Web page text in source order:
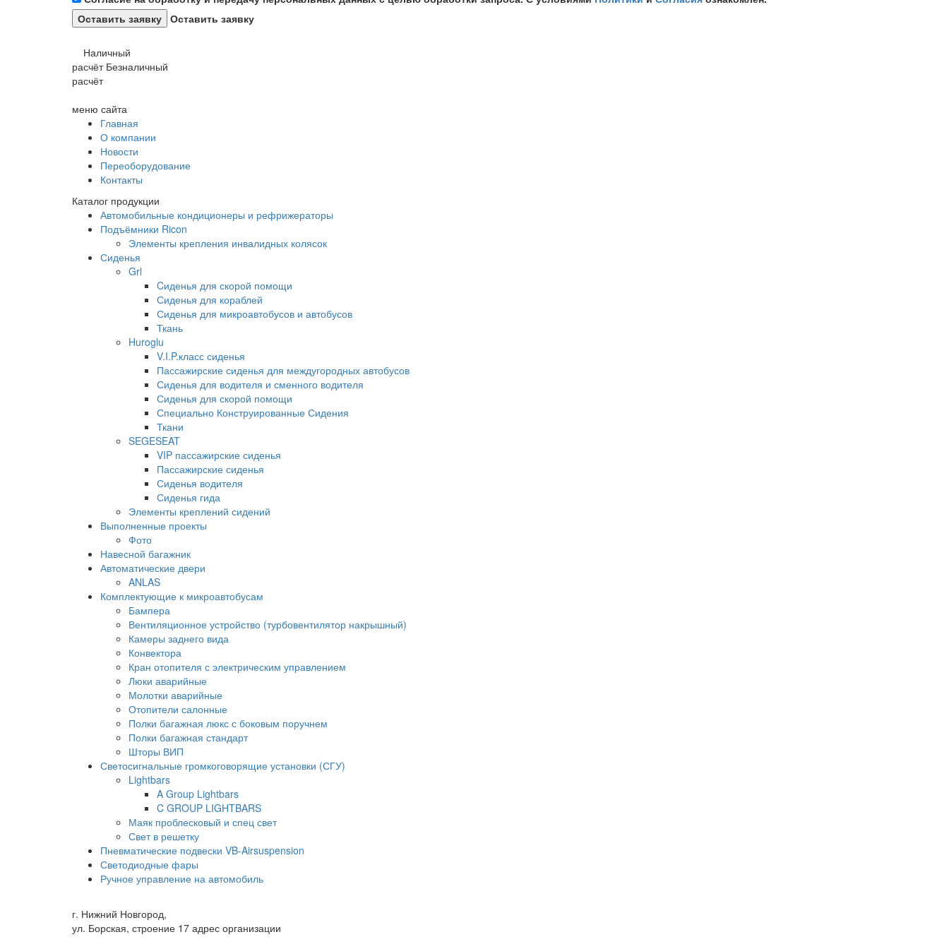
Оставить заявку
Наличный
расчёт Безналичный
расчёт
меню сайта
Главная
О компании
Новости
Переоборудование
Контакты
Каталог продукции
Автомобильные кондиционеры и рефрижераторы
Подъёмники Ricon
Элементы крепления инвалидных колясок
Сиденья
Grl
Cиденья для скорой помощи
Сиденья для кораблей
Сиденья для микроавтобусов и автобусов
Ткань
Huroglu
V.I.P.класс сиденья
Пассажирские сиденья для междугородных автобусов
Сиденья для водителя и сменного водителя
Сиденья для скорой помощи
Специально Конструированные Сидения
Ткани
SEGESEAT
VIP пассажирские сиденья
Пассажирские сиденья
Сиденья водителя
Сиденья гида
Элементы креплений сидений
Выполненные проекты
Фото
Навесной багажник
Автоматические двери
ANLAS
Комплектующие к микроавтобусам
Бампера
Вентиляционное устройство (турбовентилятор накрышный)
Камеры заднего вида
Конвектора
Кран отопителя с электрическим управлением
Люки аварийные
Молотки аварийные
Отопители салонные
Полки багажная люкс с боковым поручнем
Полки багажная стандарт
Шторы ВИП
Светосигнальные громкоговорящие установки (СГУ)
Lightbars
A Group Lightbars
C GROUP LIGHTBARS
Маяк проблесковый и спец свет
Свет в решетку
Пневматические подвески VB-Airsuspension
Светодиодные фары
Ручное управление на автомобиль
г. Нижний Новгород,
ул. Борская, строение 17 адрес организации